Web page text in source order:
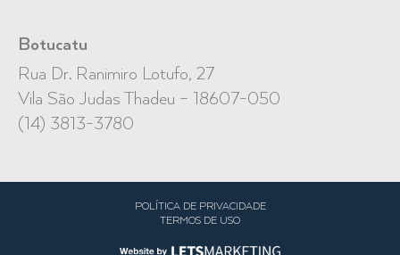
Botucatu
Rua Dr. Ranimiro Lotufo, 27
Vila São Judas Thadeu – 18607-050
(14) 3813-3780
POLÍTICA DE PRIVACIDADE
TERMOS DE USO